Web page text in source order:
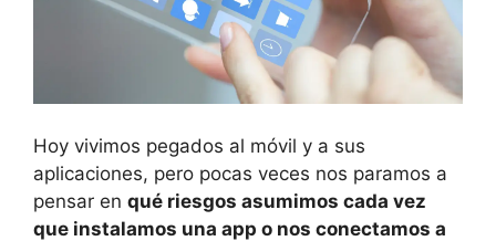
Hoy vivimos pegados al móvil y a sus
aplicaciones, pero pocas veces nos paramos a
pensar en qué riesgos asumimos cada vez
que instalamos una app o nos conectamos a